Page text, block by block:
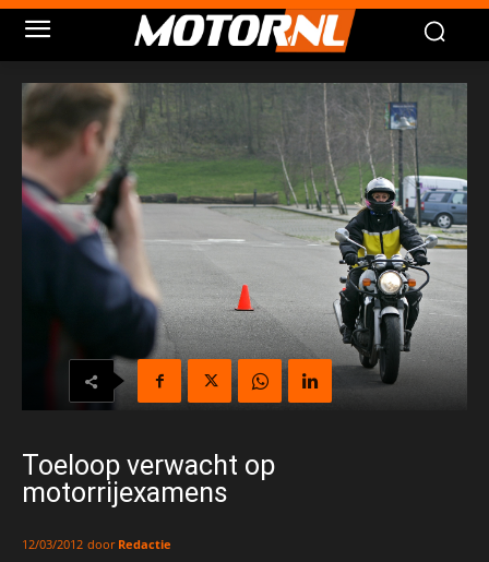
Toeloop verwacht op
motorrijexamens
12/03/2012 door Redactie